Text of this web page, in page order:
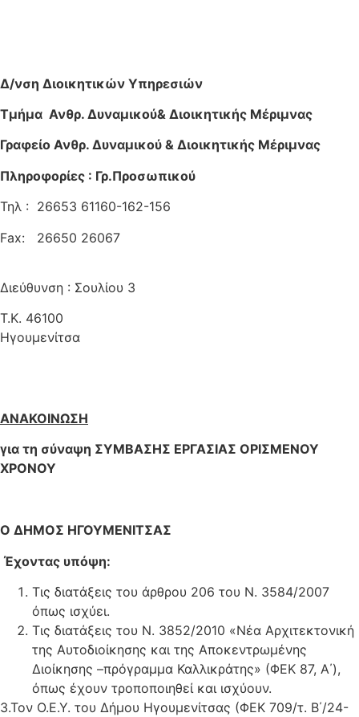
Δ/νση Διοικητικών Υπηρεσιών
Τμήμα Ανθρ. Δυναμικού& Διοικητικής Μέριμνας
Γραφείο Ανθρ. Δυναμικού & Διοικητικής Μέριμνας
Πληροφορίες : Γρ.Προσωπικού
Τηλ : 26653 61160-162-156
Fax: 26650 26067
Διεύθυνση : Σουλίου 3
Τ.Κ. 46100
ΑΝΑΚΟΙΝΩΣΗ
για τη σύναψη ΣΥΜΒΑΣΗΣ ΕΡΓΑΣΙΑΣ ΟΡΙΣΜΕΝΟΥ
ΧΡΟΝΟΥ
Ο ΔΗΜΟΣ ΗΓΟΥΜΕΝΙΤΣΑΣ
Έχοντας υπόψη:
Τις διατάξεις του άρθρου 206 του Ν. 3584/2007
όπως ισχύει.
Τις διατάξεις του Ν. 3852/2010 «Νέα Αρχιτεκτονική
της Αυτοδιοίκησης και της Αποκεντρωμένης
Διοίκησης –πρόγραμμα Καλλικράτης» (ΦΕΚ 87, Α΄),
όπως έχουν τροποποιηθεί και ισχύουν.
3.Τον Ο.Ε.Υ. του Δήμου Ηγουμενίτσας (ΦΕΚ 709/τ. Β΄/24-